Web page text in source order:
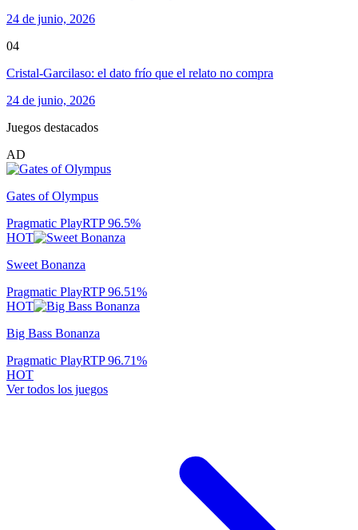
24 de junio, 2026
04
Cristal-Garcilaso: el dato frío que el relato no compra
24 de junio, 2026
Juegos destacados
AD
Gates of Olympus
Pragmatic PlayRTP96.5%
HOT
Sweet Bonanza
Pragmatic PlayRTP96.51%
HOT
Big Bass Bonanza
Pragmatic PlayRTP96.71%
HOT
Ver todos los juegos